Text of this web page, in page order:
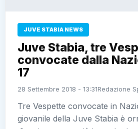
JUVE STABIA NEWS
Juve Stabia, tre
convocate dalla
17
28 Settembre 2018 - 13:31Redazione
Tre Vespette convocate in
giovanile della Juve Stabia è